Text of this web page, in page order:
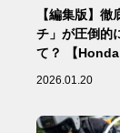
【編集版】
チ」が圧倒的
て？ 【
Edition編】
2026.01.20